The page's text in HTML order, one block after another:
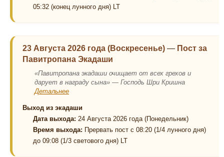
05:32 (конец лунного дня) LT
23 Августа 2026 года (Воскресенье) — Пост за
Павитропана Экадаши
«Павитропана экадаши очищает от всех грехов и
дарует в награду сына» — Господь Шри Кришна
Детальнее
Выход из экадаши
Дата выхода: 24 Августа 2026 года (Понедельник)
Время выхода: Прервать пост с 08:20 (1/4 лунного дня)
до 09:08 (1/3 светового дня) LT